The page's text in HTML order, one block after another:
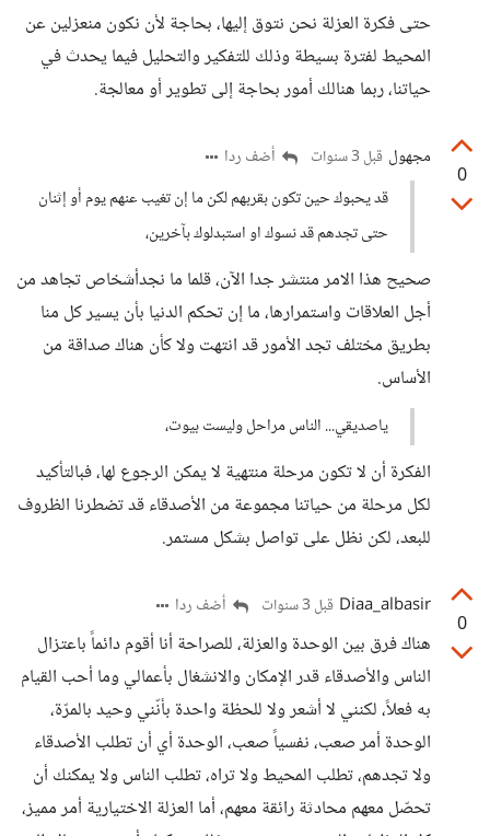
حتى فكرة العزلة نحن نتوق إليها، بحاجة لأن نكون منعزلين عن
المحيط لفترة بسيطة وذلك للتفكير والتحليل فيما يحدث في
حياتنا، ربما هنالك أمور بحاجة إلى تطوير أو معالجة.
0
مجهول قبل 3 سنوات
أضف ردا
قد يحبوك حين تكون بقربهم لكن ما إن تغيب عنهم يوم أو إثنان
حتى تجدهم قد نسوك او استبدلوك بآخرين،
صحيح هذا الامر منتشر جدا الآن، قلما ما نجدأشخاص تجاهد من
أجل العلاقات واستمرارها، ما إن تحكم الدنيا بأن يسير كل منا
بطريق مختلف تجد الأمور قد انتهت ولا كأن هناك صداقة من
الأساس.
ياصديقي... الناس مراحل وليست بيوت،
الفكرة أن لا تكون مرحلة منتهية لا يمكن الرجوع لها، فبالتأكيد
لكل مرحلة من حياتنا مجموعة من الأصدقاء قد تضطرنا الظروف
للبعد، لكن نظل على تواصل بشكل مستمر.
0
Diaa_albasir قبل 3 سنوات أضف ردا
هناك فرق بين الوحدة والعزلة، للصراحة أنا أقوم دائماً باعتزال
الناس والأصدقاء قدر الإمكان والانشغال بأعمالي وما أحب القيام
به فعلاً، لكنني لا أشعر ولا للحظة واحدة بأنّني وحيد بالمرّة،
الوحدة أمر صعب، نفسياً صعب، الوحدة أي أن تطلب الأصدقاء
ولا تجدهم، تطلب المحيط ولا تراه، تطلب الناس ولا يمكنك أن
تحصّل معهم محادثة رائقة معهم، أما العزلة الاختيارية أمر مميز،